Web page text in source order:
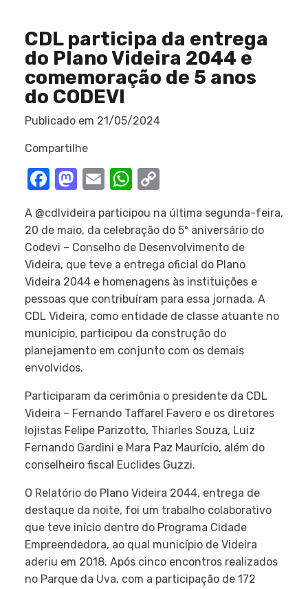
CDL participa da entrega
do Plano Videira 2044 e
comemoração de 5 anos
do CODEVI
Publicado em 21/05/2024
Compartilhe
Facebook
Mastodon
EmailWhatsApp
A @cdlvideira participou na última segunda-feira,
20 de maio, da celebração do 5º aniversário do
Codevi – Conselho de Desenvolvimento de
Videira, que teve a entrega oficial do Plano
Videira 2044 e homenagens às instituições e
pessoas que contribuíram para essa jornada. A
CDL Videira, como entidade de classe atuante no
município, participou da construção do
planejamento em conjunto com os demais
envolvidos.
Participaram da cerimônia o presidente da CDL
Videira – Fernando Taffarel Favero e os diretores
lojistas Felipe Parizotto, Thiarles Souza, Luiz
Fernando Gardini e Mara Paz Maurício, além do
conselheiro fiscal Euclides Guzzi.
O Relatório do Plano Videira 2044, entrega de
destaque da noite, foi um trabalho colaborativo
que teve início dentro do Programa Cidade
Empreendedora, ao qual município de Videira
aderiu em 2018. Após cinco encontros realizados
no Parque da Uva, com a participação de 172